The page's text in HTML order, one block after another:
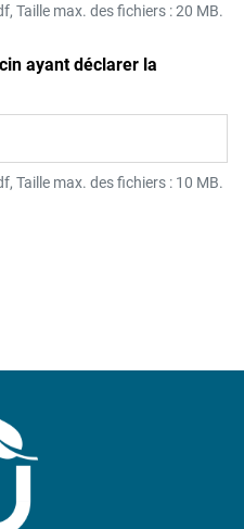
Taille max. des fichiers : 20 MB.
ayant déclarer la
Taille max. des fichiers : 10 MB.